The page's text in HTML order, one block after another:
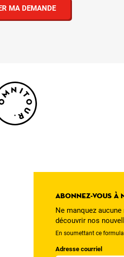
MA DEMANDE
Abonnez-vous
Ne manquez
découvrir nos
En soumettant ce
Adresse courriel